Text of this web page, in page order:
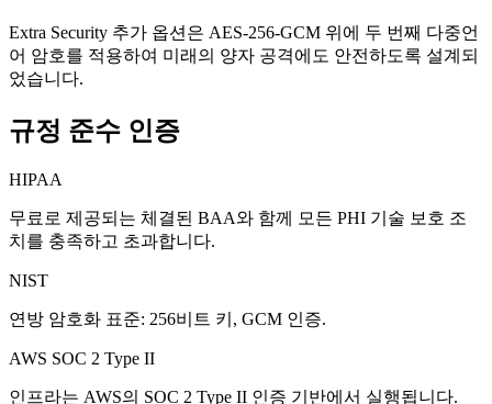
Extra Security 추가 옵션은 AES-256-GCM 위에 두 번째 다중언
어 암호를 적용하여 미래의 양자 공격에도 안전하도록 설계되
었습니다.
규정 준수 인증
HIPAA
무료로 제공되는 체결된 BAA와 함께 모든 PHI 기술 보호 조
치를 충족하고 초과합니다.
NIST
연방 암호화 표준: 256비트 키, GCM 인증.
AWS SOC 2 Type II
인프라는 AWS의 SOC 2 Type II 인증 기반에서 실행됩니다.